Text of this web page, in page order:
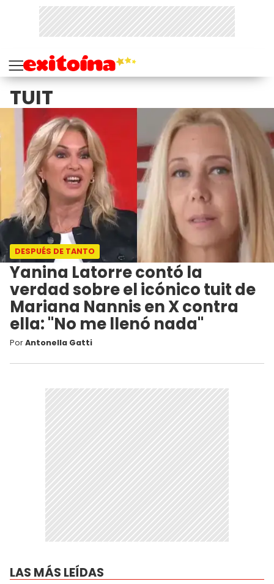
TUIT
DESPUÉS DE TANTO
Yanina Latorre contó la
verdad sobre el icónico tuit de
Mariana Nannis en X contra
ella: "No me llenó nada"
PorAntonella Gatti
LAS MÁS LEÍDAS